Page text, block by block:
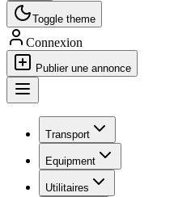
Toggle theme
Connexion
Publier une annonce
Transport
Equipment
Utilitaires